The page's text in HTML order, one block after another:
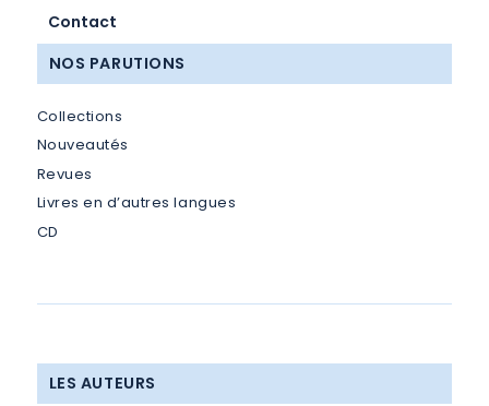
Contact
NOS PARUTIONS
Collections
Nouveautés
Revues
Livres en d’autres langues
CD
LES AUTEURS